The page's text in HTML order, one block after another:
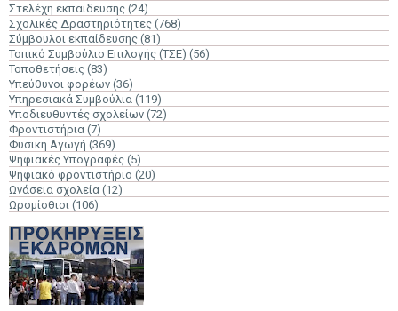
Στελέχη εκπαίδευσης (24)
Σχολικές Δραστηριότητες (768)
Σύμβουλοι εκπαίδευσης (81)
Τοπικό Συμβούλιο Επιλογής (ΤΣΕ) (56)
Τοποθετήσεις (83)
Υπεύθυνοι φορέων (36)
Υπηρεσιακά Συμβούλια (119)
Υποδιευθυντές σχολείων (72)
Φροντιστήρια (7)
Φυσική Αγωγή (369)
Ψηφιακές Υπογραφές (5)
Ψηφιακό φροντιστήριο (20)
Ωνάσεια σχολεία (12)
Ωρομίσθιοι (106)